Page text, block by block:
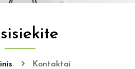
Kontaktai